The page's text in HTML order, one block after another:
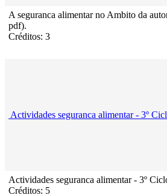
A seguranca alimentar no Ambito da
pdf).
Créditos: 3
Actividades seguranca alimentar - 3º
Actividades seguranca alimentar - 3º
Créditos: 5